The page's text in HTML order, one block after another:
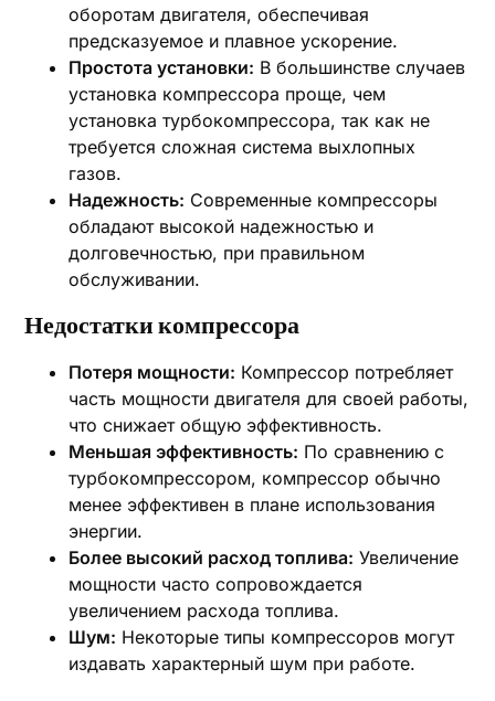
оборотам двигателя, обеспечивая
предсказуемое и плавное ускорение.
Простота установки: В большинстве случаев
установка компрессора проще, чем
установка турбокомпрессора, так как не
требуется сложная система выхлопных
газов.
Надежность: Современные компрессоры
обладают высокой надежностью и
долговечностью, при правильном
обслуживании.
Недостатки компрессора
Потеря мощности: Компрессор потребляет
часть мощности двигателя для своей работы,
что снижает общую эффективность.
Меньшая эффективность: По сравнению с
турбокомпрессором, компрессор обычно
менее эффективен в плане использования
энергии.
Более высокий расход топлива: Увеличение
мощности часто сопровождается
увеличением расхода топлива.
Шум: Некоторые типы компрессоров могут
издавать характерный шум при работе.